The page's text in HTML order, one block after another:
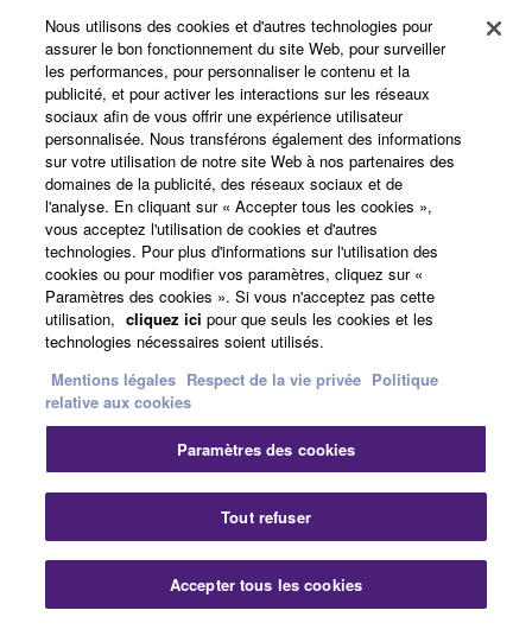
A propos de Yamaha
France - French
Professionnel
Nous contacter Conditions d'utilisation
Respect de la vie privéePolitique relative aux cookies
Mentions légales
© Yamaha Corporation.
Nous utilisons des cookies et d'autres technologies pour
assurer le bon fonctionnement du site Web, pour surveiller
les performances, pour personnaliser le contenu et la
publicité, et pour activer les interactions sur les réseaux
sociaux afin de vous offrir une expérience utilisateur
personnalisée. Nous transférons également des informations
sur votre utilisation de notre site Web à nos partenaires des
domaines de la publicité, des réseaux sociaux et de
l'analyse. En cliquant sur « Accepter tous les cookies »,
vous acceptez l'utilisation de cookies et d'autres
technologies. Pour plus d'informations sur l'utilisation des
cookies ou pour modifier vos paramètres, cliquez sur «
Paramètres des cookies ». Si vous n'acceptez pas cette
utilisation, cliquez ici pour que seuls les cookies et les
technologies nécessaires soient utilisés.
Mentions légales Respect de la vie privée Politique
relative aux cookies
Paramètres des cookies
Tout refuser
Accepter tous les cookies